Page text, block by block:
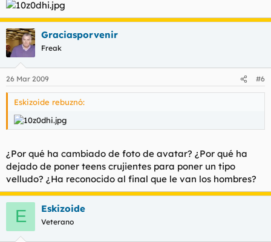
Graciasporvenir
Freak
26 Mar 2009 #6
Eskizoide rebuznó:
¿Por qué ha cambiado de foto de avatar? ¿Por qué ha
dejado de poner teens crujientes para poner un tipo
velludo? ¿Ha reconocido al final que le van los hombres?
E Eskizoide
Veterano